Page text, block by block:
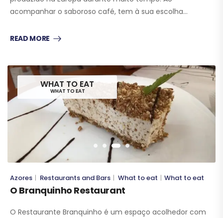
acompanhar o saboroso café, tem à sua escolha…
READ MORE
WHAT TO EAT
WHAT TO EAT
Azores | Restaurants and Bars | What to eat | What to eat
O Branquinho Restaurant
O Restaurante Branquinho é um espaço acolhedor com